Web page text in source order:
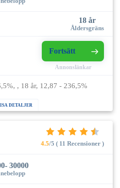
18 år
Åldersgräns
Fortsätt
Annonslänkar
, 18 år, 12,87 - 236,5%
DETALJER
4.5/5 ( 11 Recensioner )
30000